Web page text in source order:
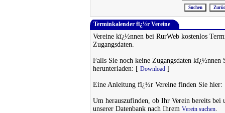
Terminkalender fï¿½r Vereine
Vereine kï¿½nnen bei RurWeb kostenlos
Zugangsdaten.
Falls Sie noch keine Zugangsdaten
herunterladen: [ Download ]
Eine Anleitung fï¿½r Vereine finden Sie
Um herauszufinden, ob Ihr Verein bereits
unserer Datenbank nach Ihrem Verein suchen.